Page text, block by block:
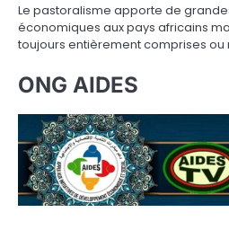
Le pastoralisme apporte de
économiques aux pays africains
toujours entièrement comprises ou
ONG AIDES